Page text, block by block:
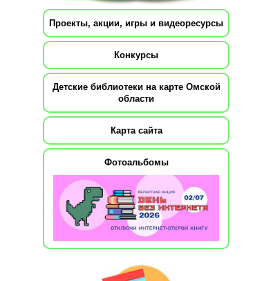
Проекты, акции, игры и видеоресурсы
Конкурсы
Детские библиотеки на карте Омской
области
Карта сайта
Фотоальбомы